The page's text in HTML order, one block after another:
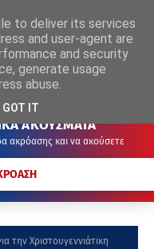
ΑΚΟΥΣΜΑΤΑ
ακρόασης και να ακούσετε
την Χριστουγεννιάτικη
to deliver its services
and user-agent are
and security
generate usage
abuse.
GOT IT